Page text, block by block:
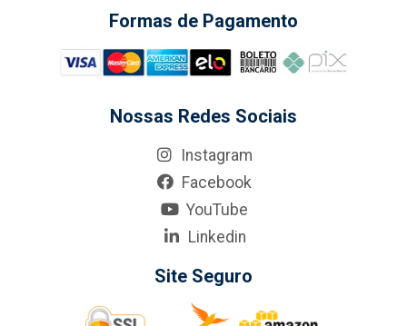
Formas de Pagamento
Nossas Redes Sociais
Instagram
Facebook
YouTube
Linkedin
Site Seguro